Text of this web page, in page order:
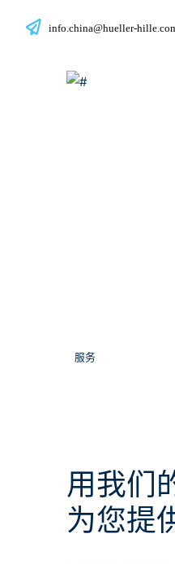
info.china@hueller-
服务
用我们
为您提